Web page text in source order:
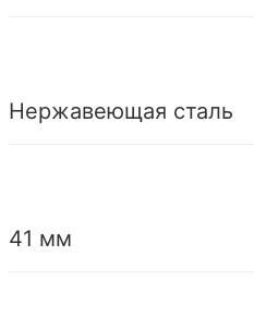
Нержавеющая сталь
41 мм